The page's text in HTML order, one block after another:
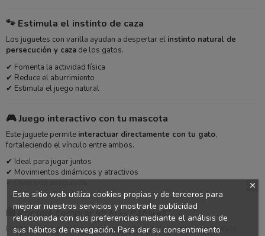
🐾 Estimula el instinto de caza
Los juguetes con varilla ayudan a despertar el instinto natural de
persecución y cazade los gatos.
✔ Fomenta la actividad física
✔ Reduce el aburrimiento
✔ Estimula el juego natural
🎮 Juego interactivo con tu mascota
Este juguete permite interactuar directamente con tu gato,
fortaleciendo el vínculo entre ambos.
✔ Ideal para jugar juntos
✔ Movimientos dinámicos y atractivos
✔ Diversión asegurada
🛍️ Por qué comprar en Más Pañales
EnMás Pañalesseleccionamos productos de calidad para toda la
Este sitio web utiliza cookies propias y de terceros para
mejorar nuestros servicios y mostrarle publicidad
relacionada con sus preferencias mediante el análisis de
sus hábitos de navegación. Para dar su consentimiento